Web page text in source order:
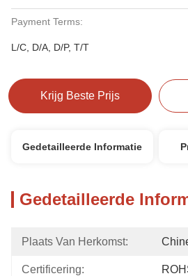
Payment Terms:
L/C, D/A, D/P, T/T
Krijg Beste Prijs
Gedetailleerde Informatie
Gedetailleerde
Plaats Van Herkomst:
Certificering: